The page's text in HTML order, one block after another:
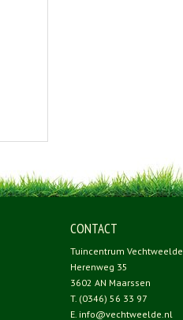
CONTACT
Tuincentrum Vechtweelde
Herenweg 35
3602 AN Maarssen
T. (0346) 56 33 97
E. info@vechtweelde.nl